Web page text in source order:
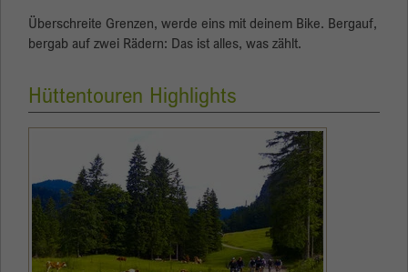
Überschreite Grenzen, werde eins mit deinem Bike. Bergauf,
bergab auf zwei Rädern: Das ist alles, was zählt.
Hüttentouren Highlights
Seiten, die in anonymisierter Form besucht
wurden.
Name _gat_gtag_UA_135905452_1
Google
Laufzeit Session
Zweck
Google verwendet dieses Cookie zur
Unterscheidung der Nutzer.